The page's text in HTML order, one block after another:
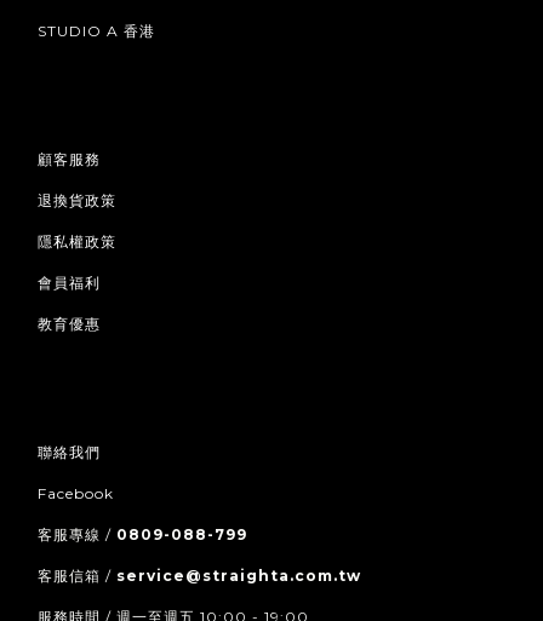
STUDIO A 香港
顧客服務
退換貨政策
隱私權政策
會員福利
教育優惠
聯絡我們
Facebook
客服專線 / 0809-088-799
客服信箱 / service@straighta.com.tw
服務時間 / 週一至週五 10:00 - 19:00